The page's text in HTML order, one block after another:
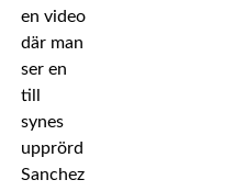
en video
där man
ser en
till
synes
upprörd
Sanchez